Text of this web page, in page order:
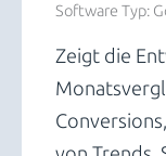
Software Typ:
Zeigt die